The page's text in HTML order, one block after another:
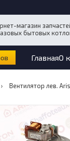
магазин
бытовых
ГлавнаяО
› Вентилятор лев.